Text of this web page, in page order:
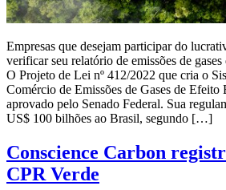
Empresas que desejam participar do
verificar seu relatório de emissões de
O Projeto de Lei nº 412/2022 que cria o
Comércio de Emissões de Gases de
aprovado pelo Senado Federal. Sua
US$ 100 bilhões ao Brasil, segundo […]
Conscience Carbon
CPR Verde